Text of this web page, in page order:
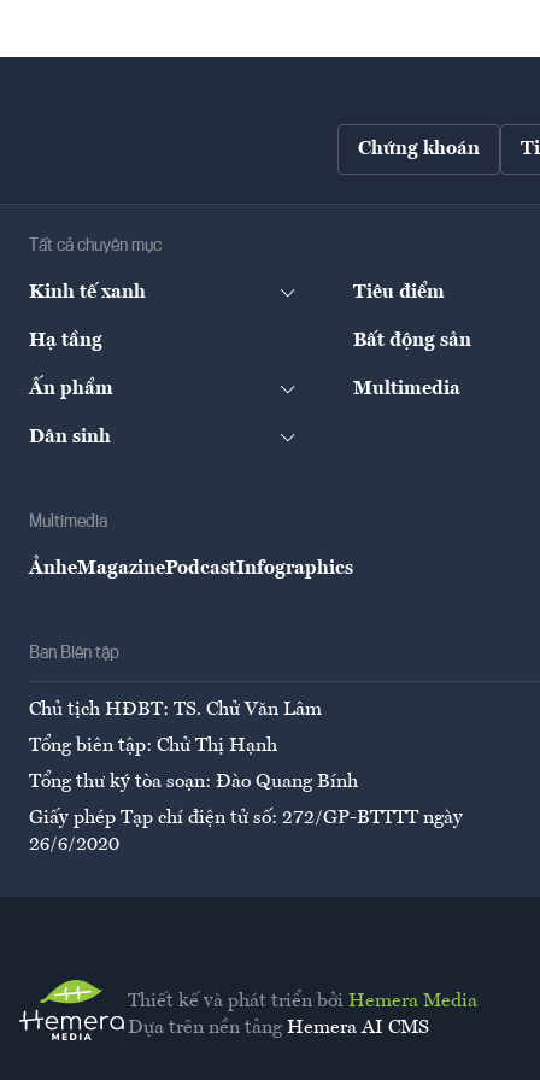
Chứng khoán
Tất cả chuyên mục
Kinh tế xanh Tiêu điểm
Hạ tầng Bất động sản
Ấn phẩm Multimedia
Dân sinh
Multimedia
ẢnheMagazinePodcastInfographics
Ban Biên tập
Chủ tịch HĐBT: TS. Chử Văn Lâm
Tổng biên tập: Chử Thị Hạnh
Tổng thư ký tòa soạn: Đào Quang Bính
Giấy phép Tạp chí điện tử số: 272/GP-BTTTT ngày
26/6/2020
Thiết kế và phát triển bởi Hemera Media
Dựa trên nền tảng Hemera AI CMS